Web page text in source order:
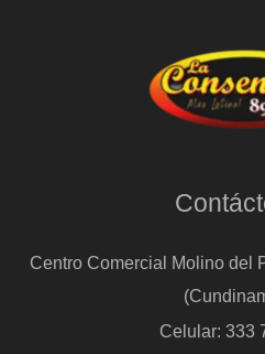
Centro Comercial Molino del
Celular: 333